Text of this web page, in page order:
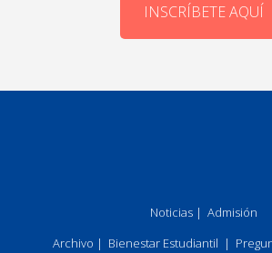
INSCRÍBETE AQUÍ
Noticias | Admisión
Archivo | Bienestar Estudiantil |